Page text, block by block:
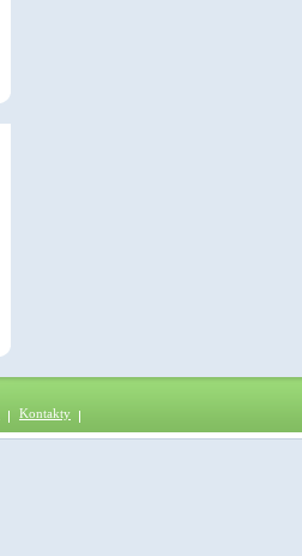
Kontakty